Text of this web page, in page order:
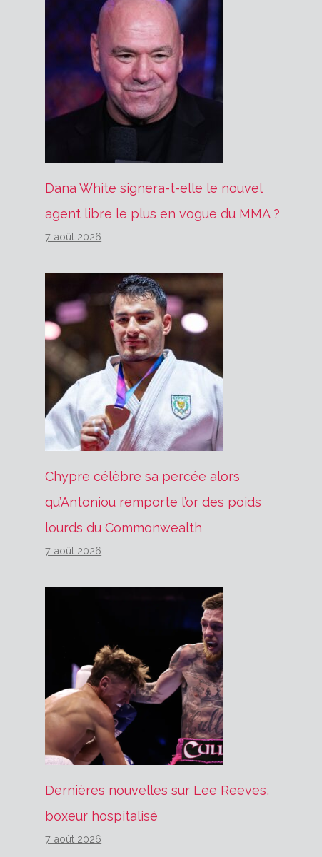
Dana White signera-t-elle le nouvel
agent libre le plus en vogue du MMA ?
7 août 2026
Chypre célèbre sa percée alors
qu’Antoniou remporte l’or des poids
lourds du Commonwealth
7 août 2026
Dernières nouvelles sur Lee Reeves,
boxeur hospitalisé
7 août 2026